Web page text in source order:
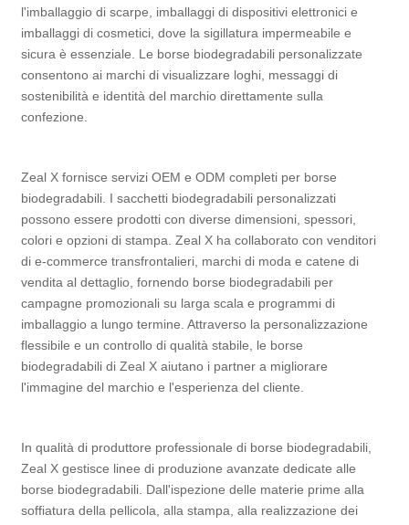
l'imballaggio di scarpe, imballaggi di dispositivi elettronici e
imballaggi di cosmetici, dove la sigillatura impermeabile e
sicura è essenziale. Le borse biodegradabili personalizzate
consentono ai marchi di visualizzare loghi, messaggi di
sostenibilità e identità del marchio direttamente sulla
confezione.
Zeal X fornisce servizi OEM e ODM completi per borse
biodegradabili. I sacchetti biodegradabili personalizzati
possono essere prodotti con diverse dimensioni, spessori,
colori e opzioni di stampa. Zeal X ha collaborato con venditori
di e-commerce transfrontalieri, marchi di moda e catene di
vendita al dettaglio, fornendo borse biodegradabili per
campagne promozionali su larga scala e programmi di
imballaggio a lungo termine. Attraverso la personalizzazione
flessibile e un controllo di qualità stabile, le borse
biodegradabili di Zeal X aiutano i partner a migliorare
l'immagine del marchio e l'esperienza del cliente.
In qualità di produttore professionale di borse biodegradabili,
Zeal X gestisce linee di produzione avanzate dedicate alle
borse biodegradabili. Dall'ispezione delle materie prime alla
soffiatura della pellicola, alla stampa, alla realizzazione dei